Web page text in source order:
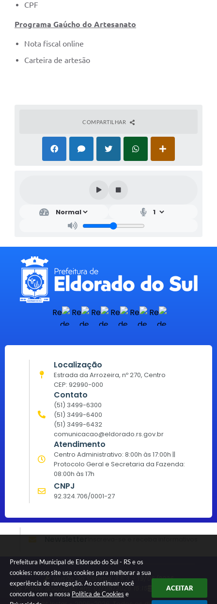
Prefeitura Municipal de Eldorado do Sul - RS e os
cookies: nosso site usa cookies para melhorar a sua
experiência de navegação. Ao continuar você
concorda com a nossa Política de Cookies e
ACEITAR
CPF
Programa Gaúcho do Artesanato
Nota fiscal online
Carteira de artesão
COMPARTILHAR
Localização
Estrada da Arrozeira, nº 270, Centro
CEP: 92990-000
Contato
(51) 3499-6300
(51) 3499-6400
(51) 3499-6432
comunicacao@eldorado.rs.gov.br
Atendimento
Centro Administrativo: 8:00h às 17:00h ||
Protocolo Geral e Secretaria da Fazenda:
08:00h às 17h
CNPJ
92.324.706/0001-27
Versão do Sistema:
3.5.3 - 19/06/2026
Portal atualizado em: 07/08/2026 15:15 Dados Abertos